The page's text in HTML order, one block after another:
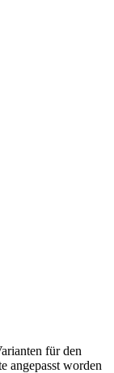
für den
angepasst worden